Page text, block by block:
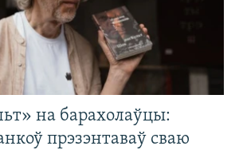
на барахолаўцы:
прэзэнтаваў сваю